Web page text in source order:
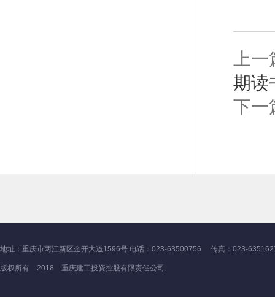
上
期读
下
地址：重庆市两江新区金开大道1596号 电话：023-63500756 传真：023-
版权所有 2018 重庆建工投资控股有限责任公司.